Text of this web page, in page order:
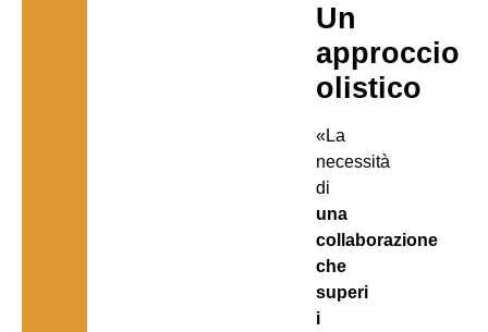
Un
approccio
olistico
«La
necessità
di
una
collaborazione
che
superi
i